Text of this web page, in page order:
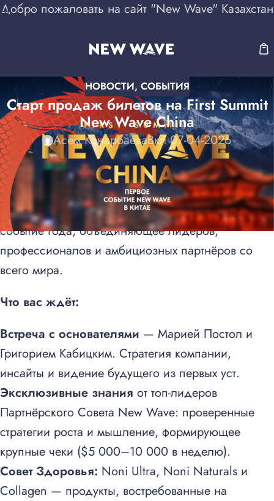
Skip to navigation
Добро пожаловать на сайт "New Wave" Казахстан
НОВОСТИ, СОБЫТИЯ
Старт продаж билетов на First Summit
New Wave China
Асем КонарбаеваВкл 07-04-2026
Дата:3 мая 2026
Место: г. Урумчи, Китай
Первый Summit New Wave China — ключевое
событие года, объединяющее лидеров,
профессионалов и амбициозных партнёров со
всего мира.
Что вас ждёт:
Встреча с основателями — Марией Постол и
Григорием Кабицким. Стратегия компании,
инсайты и видение будущего из первых уст.
Эксклюзивные знания от топ-лидеров
Партнёрского Совета New Wave: проверенные
стратегии роста и мышление, формирующее
крупные чеки ($5 000–10 000 в неделю).
Совет Здоровья: Noni Ultra, Noni Naturals и
Collagen — продукты, востребованные на